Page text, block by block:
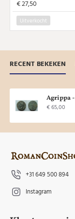
€ 27,50
Uitverkocht
RECENT BEKEKEN
€ 65,00
+31 649 500 894
Instagram